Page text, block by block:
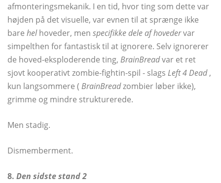
afmonteringsmekanik. I en tid, hvor ting som dette var
højden på det visuelle, var evnen til at sprænge ikke
bare helhoveder, men specifikke dele af hovedervar
simpelthen for fantastisk til at ignorere. Selv ignorerer
de hoved-eksploderende ting, BrainBreadvar et ret
sjovt kooperativt zombie-fightin-spil - slags Left 4 Dead,
kun langsommere ( BrainBreadzombier løber ikke),
grimme og mindre strukturerede.
Men stadig.
Dismemberment.
8. Den sidste stand 2